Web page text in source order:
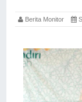
Berita Monitor